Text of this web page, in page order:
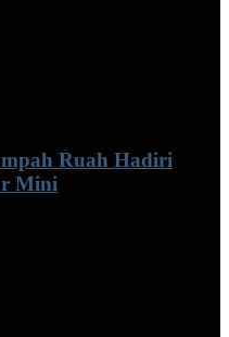
Ruah Hadiri
Mini